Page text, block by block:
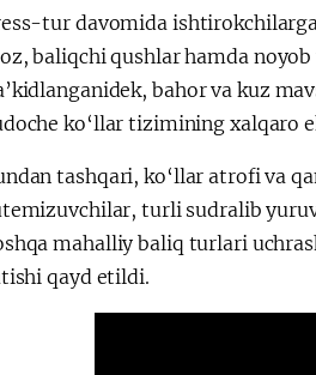
tur davomida
baliqchi qushlar hamda
bahor va kuz
ko‘llar tizimining xalqaro
tashqari, ko‘llar atrofi va
turli sudralib
mahalliy baliq turlari
qayd etildi.